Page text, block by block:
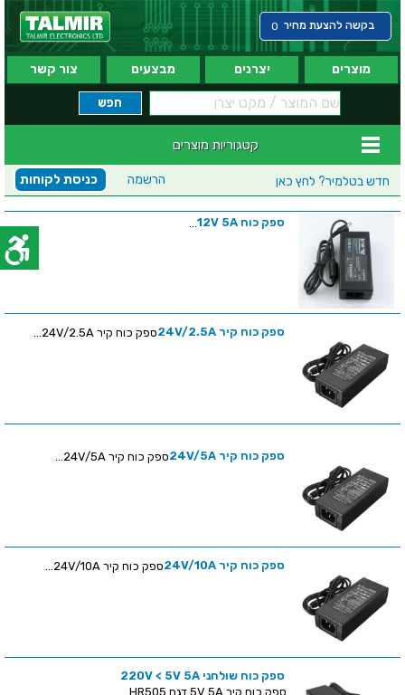
בקשה להצעת מחיר 0
מוצרים יצרנים מבצעים צור קשר
קטגוריות מוצרים
חדש בטלמיר? לחץ כאן כניסת לקוחות הרשמה
ספק כוח 12V 5A
ספק כוח קיר 24V/2.5A ספק כוח קיר 24V/2.5A...
ספק כוח קיר 24V/5A ספק כוח קיר 24V/5A...
ספק כוח קיר 24V/10A ספק כוח קיר 24V/10A...
ספק כוח שולחני 220V < 5V 5A
ספק כוח קיר 5V 5A דגם HR505...